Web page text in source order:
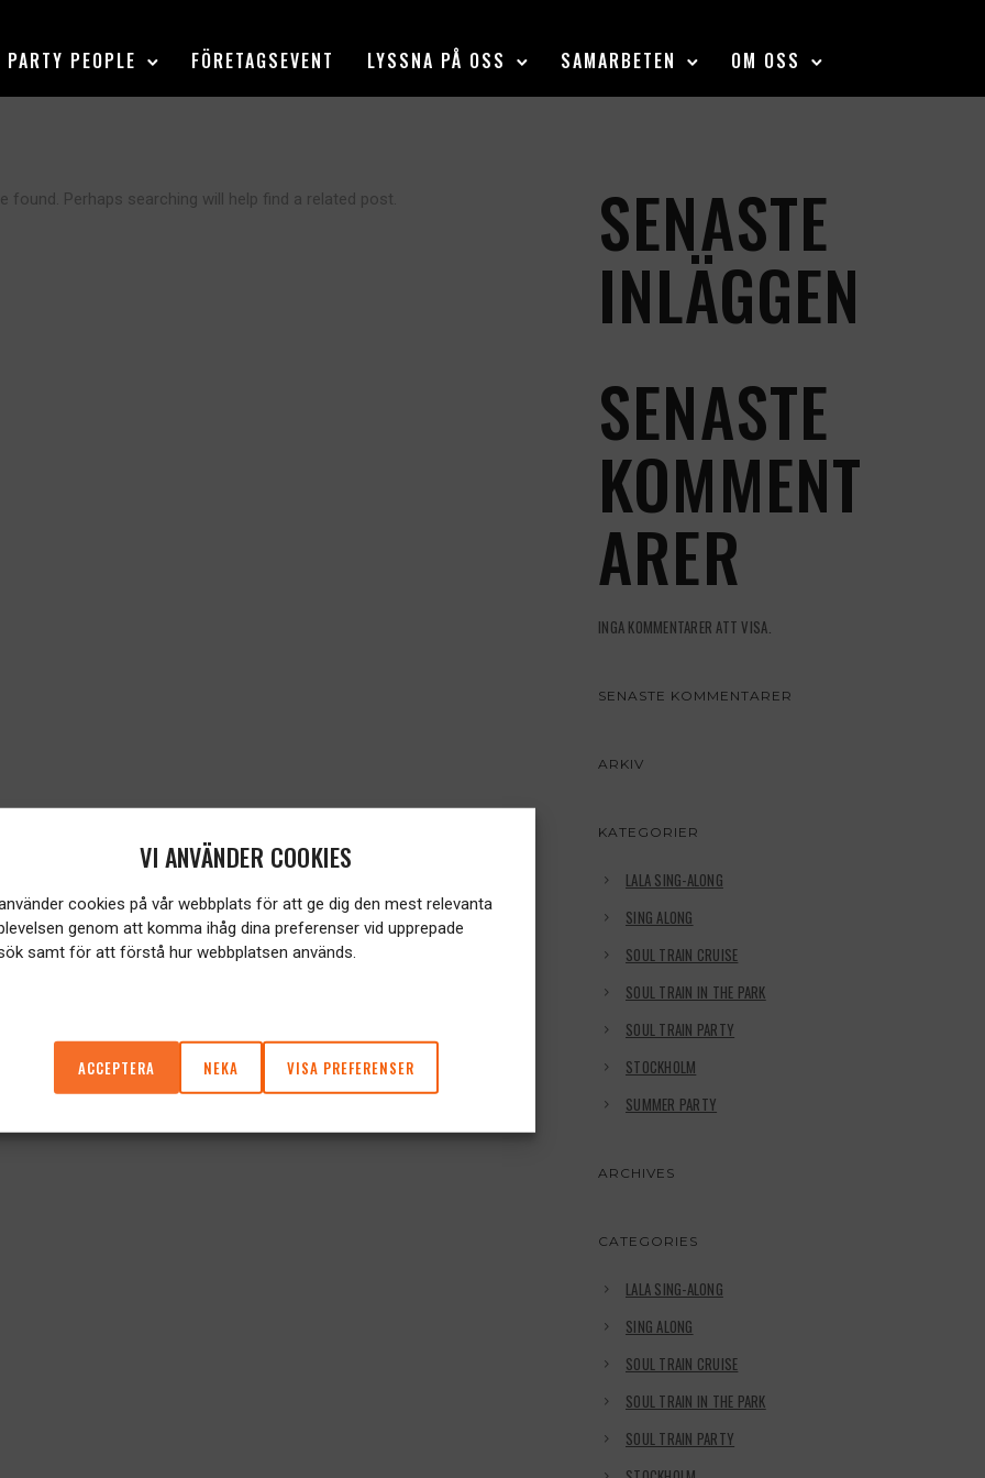
VI ANVÄNDER COOKIES
cookies på vår webbplats för att ge dig den mest relevanta
genom att komma ihåg dina preferenser vid upprepade
samt för att förstå hur webbplatsen används.
ACCEPTERA NEKA VISA PREFERENSER
PARTY PEOPLE FÖRETAGSEVENT LYSSNA PÅ OSS SAMARBETEN OM OSS
found. Perhaps searching will help find a related post. SENASTE
INLÄGGEN
SENASTE
KOMMENT
ARER
INGA KOMMENTARER ATT VISA.
SENASTE KOMMENTARER
ARKIV
KATEGORIER
LALA SING-ALONG
SING ALONG
SOUL TRAIN CRUISE
SOUL TRAIN IN THE PARK
SOUL TRAIN PARTY
STOCKHOLM
SUMMER PARTY
ARCHIVES
CATEGORIES
LALA SING-ALONG
SING ALONG
SOUL TRAIN CRUISE
SOUL TRAIN IN THE PARK
SOUL TRAIN PARTY